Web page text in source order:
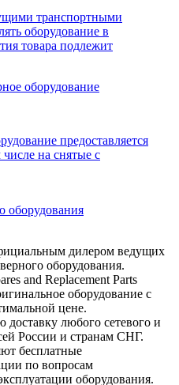
транспортными
оборудование в
товара подлежит
предоставляется
числе на снятые с
оборудования
дилером ведущих
оборудования.
and Replacement Parts
оборудование с
цене.
любого сетевого и
России и странам СНГ.
бесплатные
по вопросам
оборудования.